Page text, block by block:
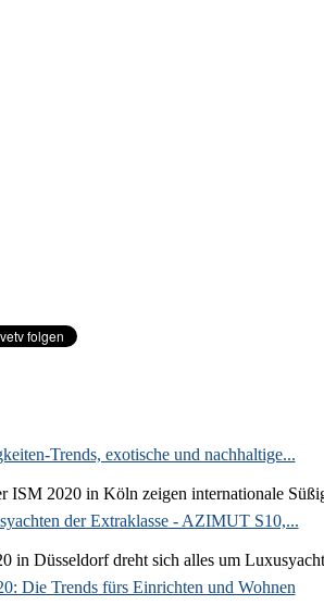
Trends, exotische und nachhaltige...
ISM 2020 in Köln zeigen internationale
der Extraklasse - AZIMUT S10,...
in Düsseldorf dreht sich alles um
Die Trends fürs Einrichten und Wohnen